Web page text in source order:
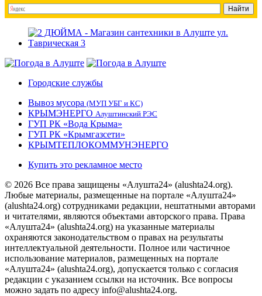
Городские службы
Вывоз мусора (МУП УБГ и КС)
КРЫМЭНЕРГО Алуштинский РЭС
ГУП РК «Вода Крыма»
ГУП РК «Крымгазсети»
КРЫМТЕПЛОКОММУНЭНЕРГО
Купить это рекламное место
© 2026 Все права защищены «Алушта24» (alushta24.org).
Любые материалы, размещенные на портале «Алушта24»
(alushta24.org) сотрудниками редакции, нештатными авторами
и читателями, являются объектами авторского права. Права
«Алушта24» (alushta24.org) на указанные материалы
охраняются законодательством о правах на результаты
интеллектуальной деятельности. Полное или частичное
использование материалов, размещенных на портале
«Алушта24» (alushta24.org), допускается только с согласия
редакции с указанием ссылки на источник. Все вопросы
можно задать по адресу info@alushta24.org.